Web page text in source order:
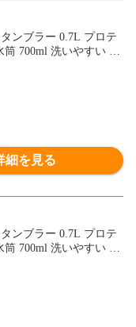
ンブラー 0.7L プロテ
700ml 洗いやすい マ
テンレスボトル tay-st
細を見る
ンブラー 0.7L プロテ
筒 700ml 洗いやすい マ
テンレスボトル tay-st